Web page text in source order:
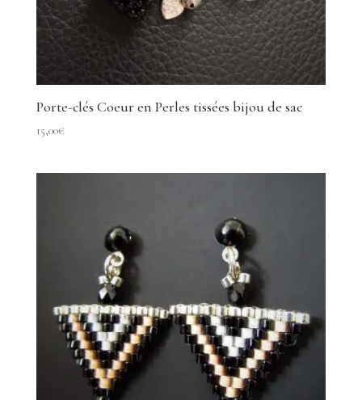
Porte-clés Coeur en Perles tissées bijou de sac
15,00€